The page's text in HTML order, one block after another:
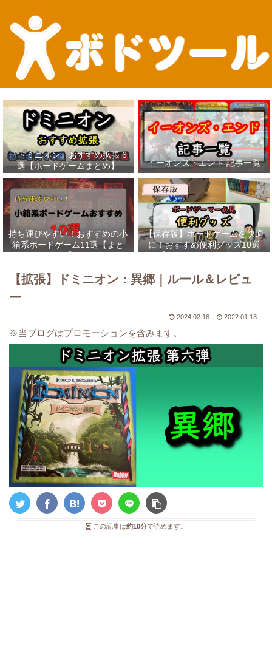
『ドミニオン』おすすめ拡張 6
選【ボードゲームまとめ】
イーオンズ・エンド 記事一覧
持ち運びやすい！おすすめの小
箱系ボードゲーム11選【まと
め】
【保存版】ボードゲームを快適
に！おすすめ便利グッズ10選
【ボードゲーマー必見】
【拡張】ドミニオン：異郷｜ルール＆レビュ
ー
2024.02.16 2022.01.13
※当ブログはプロモーションを含みます。
この記事は約10分で読めます。